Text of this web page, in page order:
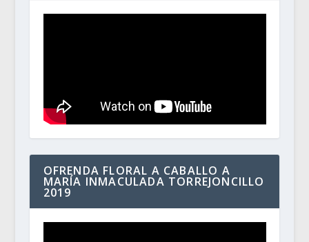
OFRENDA FLORAL A CABALLO A
MARÍA INMACULADA TORREJONCILLO
2019